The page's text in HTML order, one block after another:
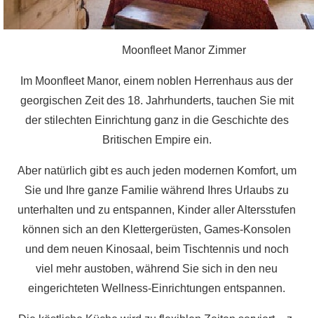
Moonfleet Manor Zimmer
Im Moonfleet Manor, einem noblen Herrenhaus aus der
georgischen Zeit des 18. Jahrhunderts, tauchen Sie mit
der stilechten Einrichtung ganz in die Geschichte des
Britischen Empire ein.
Aber natürlich gibt es auch jeden modernen Komfort, um
Sie und Ihre ganze Familie während Ihres Urlaubs zu
unterhalten und zu entspannen, Kinder aller Altersstufen
können sich an den Klettergerüsten, Games-Konsolen
und dem neuen Kinosaal, beim Tischtennis und noch
viel mehr austoben, während Sie sich in den neu
eingerichteten Wellness-Einrichtungen entspannen.